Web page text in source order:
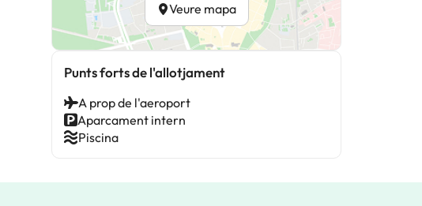
Veure mapa
Punts forts de l'allotjament
A prop de l'aeroport
Aparcament intern
Piscina